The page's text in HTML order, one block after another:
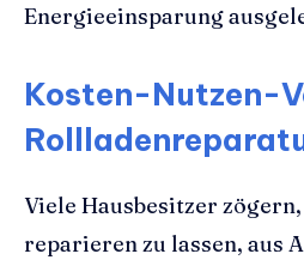
Energieeinsparung
Kosten-Nutzen-
Viele Hausbesitzer
reparieren zu lassen, aus